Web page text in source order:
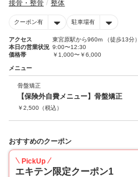
接骨・整骨 整体
クーポン有 駐車場有
アクセス
東宮原駅から960m （徒歩13分）
本日の営業状況 9:00〜12:30
価格帯
￥1,000〜￥6,000
メニュー
骨盤矯正
【保険外自費メニュー】骨盤矯正
￥2,500 （税込）
おすすめのクーポン
PickUp
エキテン限定クーポン1